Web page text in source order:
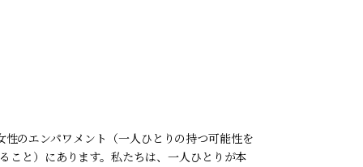
のエンパワメント（一人ひとりの持つ可能性を
こと）にあります。私たちは、一人ひとりが本